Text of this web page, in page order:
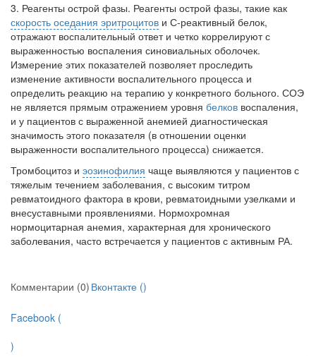
3. Реагенты острой фазы. Реагенты острой фазы, такие как
скорость оседания эритроцитов и С-реактивный белок,
отражают воспалительный ответ и четко коррелируют с
выраженностью воспаления синовиальных оболочек.
Измерение этих показателей позволяет проследить
изменение активности воспалительного процесса и
определить реакцию на терапию у конкретного больного. СОЭ
не является прямым отражением уровня белков воспаления,
и у пациентов с выраженной анемией диагностическая
значимость этого показателя (в отношении оценки
выраженности воспалительного процесса) снижается.
Тромбоцитоз и эозинофилия чаще выяв­ляются у пациентов с
тяжелым течением за­болевания, с высоким титром
ревматоидного фактора в крови, ревматоидными узелками и
внесуставными проявлениями. Нормохромная
нормоцитарная анемия, характерная для хро­нического
заболевания, часто встречается у пациентов с активным РА.
Комментарии (0) Вконтакте ()
Facebook (
)